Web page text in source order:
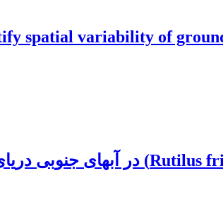
spatial variability of